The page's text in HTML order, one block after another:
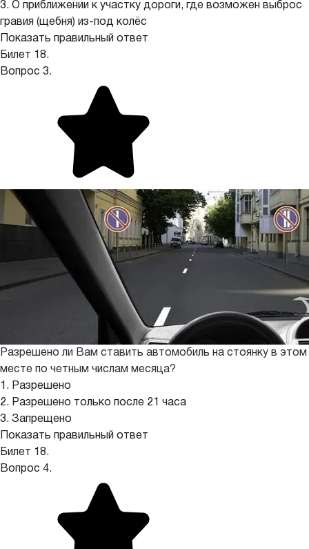
3. О приближении к участку дороги, где возможен выброс
гравия (щебня) из-под колёс
Показать правильный ответ
Билет 18.
Вопрос 3.
Разрешено ли Вам ставить автомобиль на стоянку в этом
месте по четным числам месяца?
1. Разрешено
2. Разрешено только после 21 часа
3. Запрещено
Показать правильный ответ
Билет 18.
Вопрос 4.